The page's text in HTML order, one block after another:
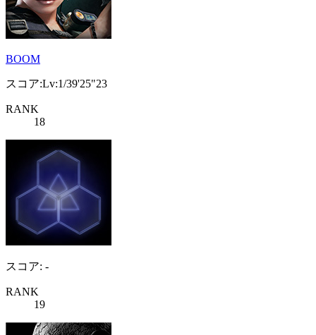
BOOM
スコア:Lv:1/39'25"23
RANK
18
スコア: -
RANK
19